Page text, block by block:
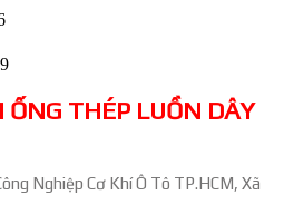
ỐNG THÉP LUỒN DÂY
Nghiệp Cơ Khí Ô Tô TP.HCM, Xã